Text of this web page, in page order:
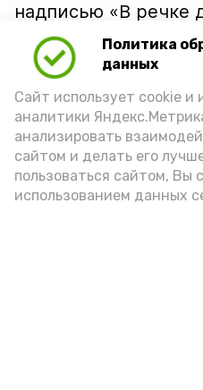
Политика
данных
Сайт использует cookie и
аналитики
анализировать
сайтом и делать его
пользоваться сайтом, Вы
использованием данных
надписью «В речке